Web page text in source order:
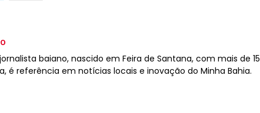
baiano, nascido em Feira de Santana, com mais de 15
é referência em notícias locais e inovação do Minha Bahia.